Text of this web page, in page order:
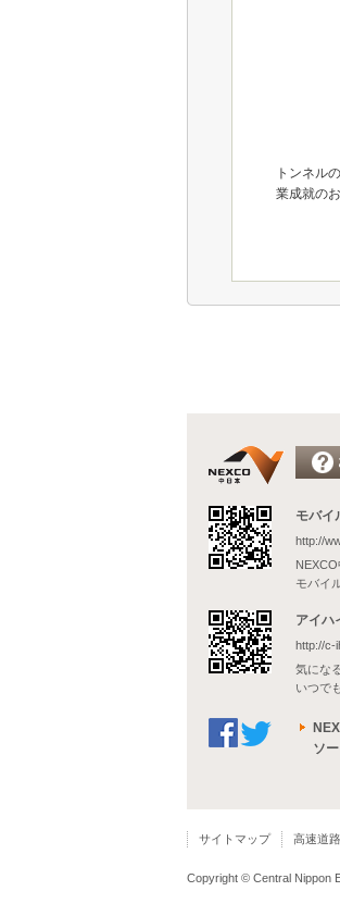
トンネル
業成就の
モバイ
http://
モバイ
アイハ
http://c-
気にな
いつで
ソ
サイトマップ 高速道
Copyright © Central Nippon